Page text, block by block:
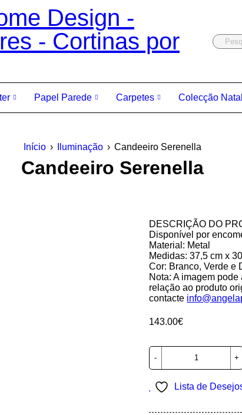
Papel Parede Carpetes Colecção Natal
Início › Iluminação › Candeeiro Serenella
Candeeiro Serenella
DESCRIÇÃO DO
Disponível por
Material: Metal
Medidas: 37,5 cm x
Cor: Branco, Verde e
Nota: A imagem
relação ao produto
contacte
143.00€
Lista de